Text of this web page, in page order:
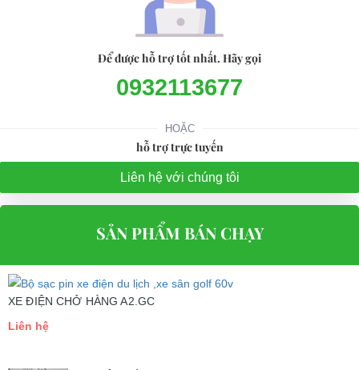
Để được hỗ trợ tốt nhất. Hãy gọi
0932113677
HOẶC
hỗ trợ trực tuyến
Liên hệ với chúng tôi
SẢN PHẨM BÁN CHẠY
XE ĐIỆN CHỞ HÀNG A2.GC
Liên hệ